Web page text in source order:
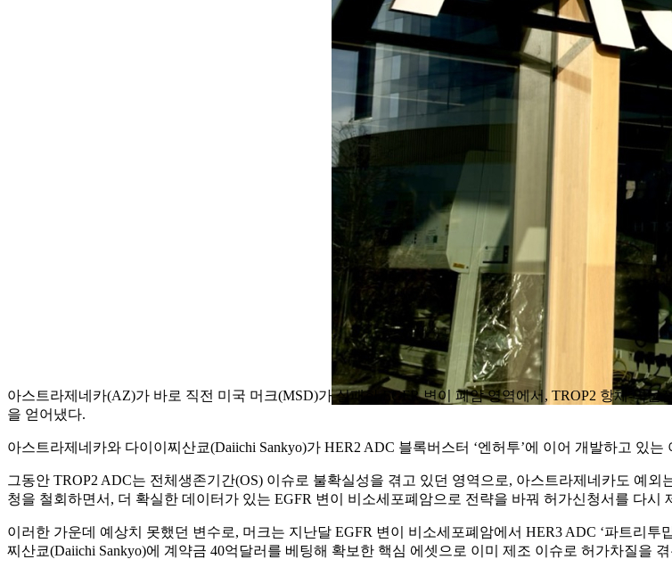
아스트라제네카(AZ)가 바로 직전 미국 머크(MSD)가 실패한 EGFR 변이 폐암 영역에서, TROP2 항체-약물
을 얻어냈다.
아스트라제네카와 다이이찌산쿄(Daiichi Sankyo)가 HER2 ADC 블록버스터 ‘엔허투’에 이어 개발하고 있는
그동안 TROP2 ADC는 전체생존기간(OS) 이슈로 불확실성을 겪고 있던 영역으로, 아스트라제네카도 예
청을 철회하면서, 더 확실한 데이터가 있는 EGFR 변이 비소세포폐암으로 전략을 바꿔 허가신청서를 다시
이러한 가운데 예상치 못했던 변수로, 머크는 지난달 EGFR 변이 비소세포폐암에서 HER3 ADC ‘파트리투
찌산쿄(Daiichi Sankyo)에 계약금 40억달러를 베팅해 확보한 핵심 에셋으로 이미 제조 이슈로 허가차질을